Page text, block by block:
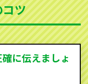
販売ネットワーク
ードをもっている
。だから高価買取
ツ
に伝えましょ